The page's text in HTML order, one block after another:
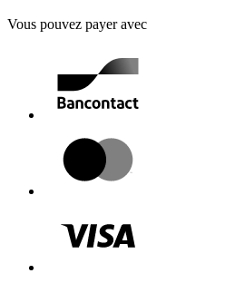
Vous pouvez payer avec